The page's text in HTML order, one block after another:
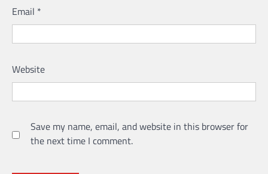
Email *
Website
Save my name, email, and website in this browser for
the next time I comment.